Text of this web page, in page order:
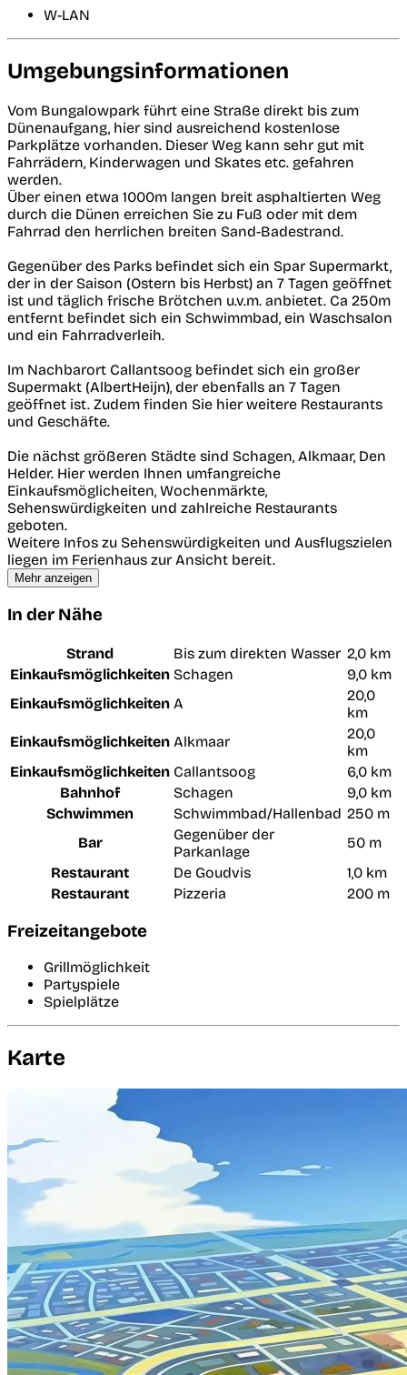
W-LAN
Umgebungsinformationen
Vom Bungalowpark führt eine Straße direkt bis zum
Dünenaufgang, hier sind ausreichend kostenlose
Parkplätze vorhanden. Dieser Weg kann sehr gut mit
Fahrrädern, Kinderwagen und Skates etc. gefahren
werden.
Über einen etwa 1000m langen breit asphaltierten Weg
durch die Dünen erreichen Sie zu Fuß oder mit dem
Fahrrad den herrlichen breiten Sand-Badestrand.
Gegenüber des Parks befindet sich ein Spar Supermarkt,
der in der Saison (Ostern bis Herbst) an 7 Tagen geöffnet
ist und täglich frische Brötchen u.v.m. anbietet. Ca 250m
entfernt befindet sich ein Schwimmbad, ein Waschsalon
und ein Fahrradverleih.
Im Nachbarort Callantsoog befindet sich ein großer
Supermakt (AlbertHeijn), der ebenfalls an 7 Tagen
geöffnet ist. Zudem finden Sie hier weitere Restaurants
und Geschäfte.
Die nächst größeren Städte sind Schagen, Alkmaar, Den
Helder. Hier werden Ihnen umfangreiche
Einkaufsmöglicheiten, Wochenmärkte,
Sehenswürdigkeiten und zahlreiche Restaurants
geboten.
Weitere Infos zu Sehenswürdigkeiten und Ausflugszielen
liegen im Ferienhaus zur Ansicht bereit.
Mehr anzeigen
In der Nähe
Strand Bis zum direkten Wasser 2,0 km
Einkaufsmöglichkeiten Schagen
9,0 km
Einkaufsmöglichkeiten A
20,0
km
Einkaufsmöglichkeiten Alkmaar
20,0
km
Einkaufsmöglichkeiten Callantsoog
6,0 km
Bahnhof
Schagen
9,0 km
Schwimmen
Schwimmbad/Hallenbad 250 m
Bar
Gegenüber der
Parkanlage
50 m
Restaurant
De Goudvis
1,0 km
Restaurant
Pizzeria 200 m
Freizeitangebote
Grillmöglichkeit
Partyspiele
Spielplätze
Karte